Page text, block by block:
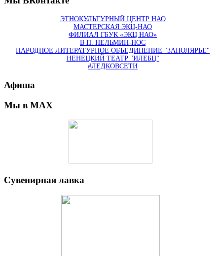
ЭТНОКУЛЬТУРНЫЙ ЦЕНТР НАО
МАСТЕРСКАЯ ЭКЦ-НАО
ФИЛИАЛ ГБУК «ЭКЦ НАО»
В П. НЕЛЬМИН-НОС
НАРОДНОЕ ЛИТЕРАТУРНОЕ ОБЪЕДИНЕНИЕ "ЗАПОЛЯРЬЕ"
НЕНЕЦКИЙ ТЕАТР "ИЛЕБЦ"
#ЛЕДКОВСЕТИ
Афиша
Мы в MAX
Сувенирная лавка